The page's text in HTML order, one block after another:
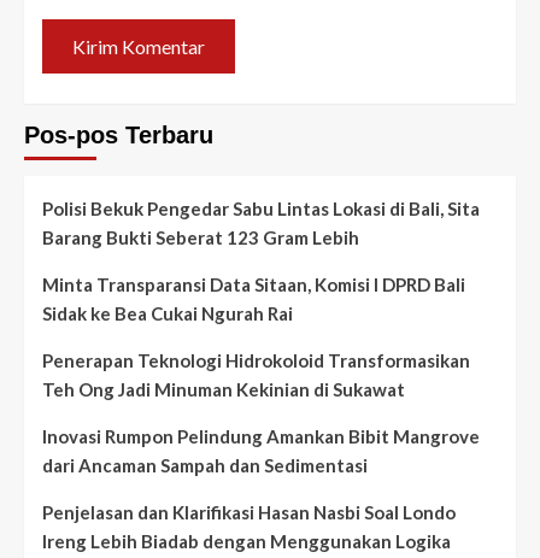
Pos-pos Terbaru
Polisi Bekuk Pengedar Sabu Lintas Lokasi di Bali, Sita
Barang Bukti Seberat 123 Gram Lebih
Minta Transparansi Data Sitaan, Komisi I DPRD Bali
Sidak ke Bea Cukai Ngurah Rai
Penerapan Teknologi Hidrokoloid Transformasikan
Teh Ong Jadi Minuman Kekinian di Sukawat
Inovasi Rumpon Pelindung Amankan Bibit Mangrove
dari Ancaman Sampah dan Sedimentasi
Penjelasan dan Klarifikasi Hasan Nasbi Soal Londo
Ireng Lebih Biadab dengan Menggunakan Logika